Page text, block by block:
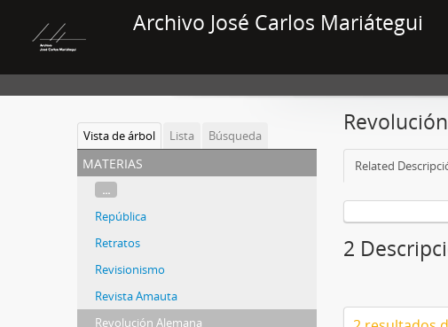
Archivo José Carlos Mariátegui
Vista de árbol Lista Búsqueda
materias
...
República
Retratos
Revisionismo
Revista Amauta
Revolución Alemana
Related
2